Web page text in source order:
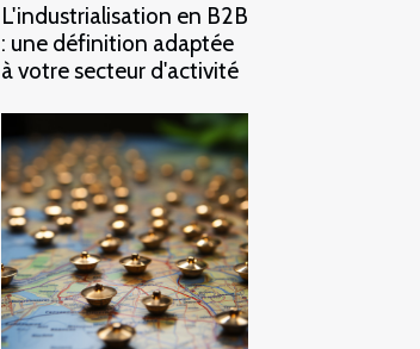
L'industrialisation en B2B
: une définition adaptée
à votre secteur d'activité